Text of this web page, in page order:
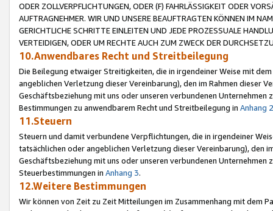
ODER ZOLLVERPFLICHTUNGEN, ODER (F) FAHRLÄSSIGKEIT ODER
AUFTRAGNEHMER. WIR UND UNSERE BEAUFTRAGTEN KÖNNEN IM
GERICHTLICHE SCHRITTE EINLEITEN UND JEDE PROZESSUALE
VERTEIDIGEN, ODER UM RECHTE AUCH ZUM ZWECK DER
10.Anwendbares Recht und Streitbeilegung
Die Beilegung etwaiger Streitigkeiten, die in irgendeiner Weise mit
angeblichen Verletzung dieser Vereinbarung), den im Rahmen dieser
Geschäftsbeziehung mit uns oder unseren verbundenen
Bestimmungen zu anwendbarem Recht und Streitbeilegung in Anhang 2
11.Steuern
Steuern und damit verbundene Verpflichtungen, die in irgendeiner
tatsächlichen oder angeblichen Verletzung dieser Vereinbarung), den
Geschäftsbeziehung mit uns oder unseren verbundenen
Steuerbestimmungen in Anhang 3.
12.Weitere Bestimmungen
Wir können von Zeit zu Zeit Mitteilungen im Zusammenhang mit dem